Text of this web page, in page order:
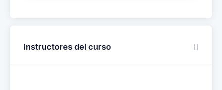
Instructores del curso